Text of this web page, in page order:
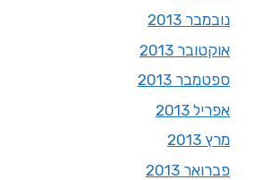
נובמבר 2013
אוקטובר 2013
ספטמבר 2013
אפריל 2013
מרץ 2013
פברואר 2013